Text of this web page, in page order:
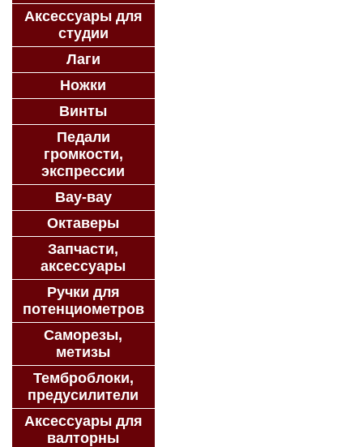
Аксессуары для
студии
Лаги
Ножки
Винты
Педали
громкости,
экспрессии
Вау-вау
Октаверы
Запчасти,
аксессуары
Ручки для
потенциометров
Саморезы,
метизы
Темброблоки,
предусилители
Аксессуары для
валторны